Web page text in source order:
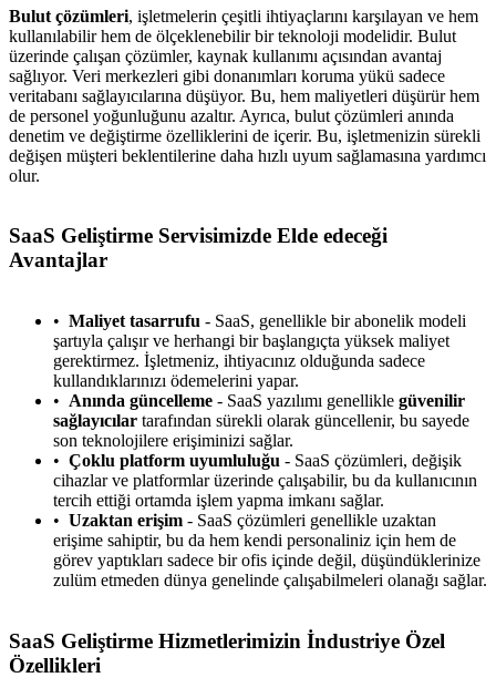
Bulut çözümleri, işletmelerin çeşitli ihtiyaçlarını karşılayan ve hem
kullanılabilir hem de ölçeklenebilir bir teknoloji modelidir. Bulut
üzerinde çalışan çözümler, kaynak kullanımı açısından avantaj
sağlıyor. Veri merkezleri gibi donanımları koruma yükü sadece
veritabanı sağlayıcılarına düşüyor. Bu, hem maliyetleri düşürür hem
de personel yoğunluğunu azaltır. Ayrıca, bulut çözümleri anında
denetim ve değiştirme özelliklerini de içerir. Bu, işletmenizin sürekli
değişen müşteri beklentilerine daha hızlı uyum sağlamasına yardımcı
olur.
SaaS Geliştirme Servisimizde Elde edeceği
Avantajlar
Maliyet tasarrufu - SaaS, genellikle bir abonelik modeli
şartıyla çalışır ve herhangi bir başlangıçta yüksek maliyet
gerektirmez. İşletmeniz, ihtiyacınız olduğunda sadece
kullandıklarınızı ödemelerini yapar.
Anında güncelleme - SaaS yazılımı genellikle güvenilir
sağlayıcılar tarafından sürekli olarak güncellenir, bu sayede
son teknolojilere erişiminizi sağlar.
Çoklu platform uyumluluğu - SaaS çözümleri, değişik
cihazlar ve platformlar üzerinde çalışabilir, bu da kullanıcının
tercih ettiği ortamda işlem yapma imkanı sağlar.
Uzaktan erişim - SaaS çözümleri genellikle uzaktan
erişime sahiptir, bu da hem kendi personaliniz için hem de
görev yaptıkları sadece bir ofis içinde değil, düşündüklerinize
zulüm etmeden dünya genelinde çalışabilmeleri olanağı sağlar.
SaaS Geliştirme Hizmetlerimizin İndustriye Özel
Özellikleri